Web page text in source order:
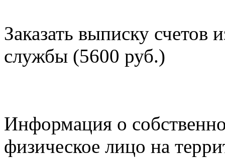
Заказать выписку счетов
службы (5600 руб.)
Информация о
физическое лицо на